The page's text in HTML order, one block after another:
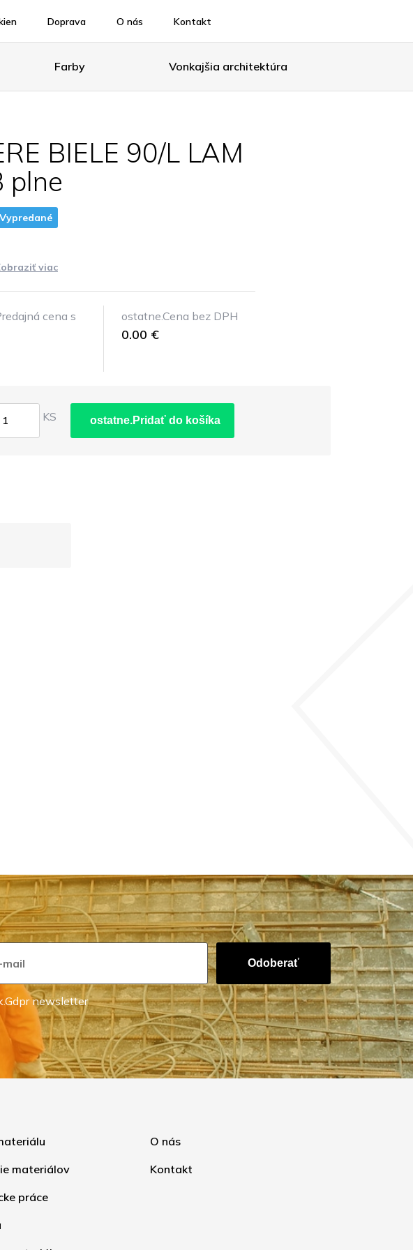
Doprava O nás Kontakt
Farby Vonkajšia architektúra
BIELE 90/L LAM
plne
viac
cena s
ostatne.Cena bez DPH
0.00 €
KS ostatne.Pridať do košíka
Odoberať
newsletter
materiálov
práce
O nás
Kontakt